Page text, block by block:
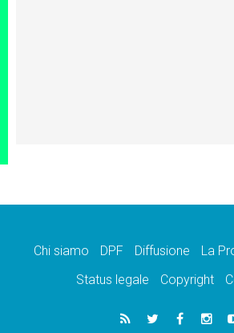
Chi siamo DPF Diffusione La
Status legale
Copyright